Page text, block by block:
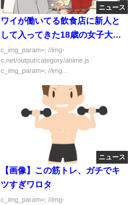
ニュース
ワイが働いてる飲食店に新人と
して入ってきた18歳の女子大生
が使えないのだが…
c_img_param=; //img-
c.net/output/category/anime.js
c_img_param=; //img...
ニュース
【画像】この筋トレ、ガチでキ
ツすぎワロタ
c_img_param=; //img-